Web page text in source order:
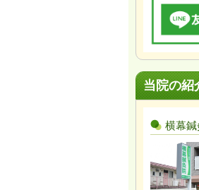
当院の紹
横幕鍼